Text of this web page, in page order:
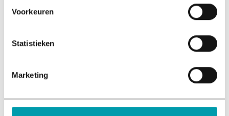
Voorkeuren
Statistieken
Marketing